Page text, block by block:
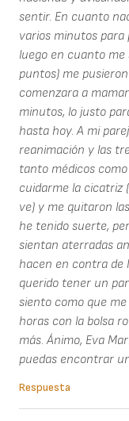
sentir. En cuanto
varios minutos para
luego en cuanto
puntos) me
comenzara a
minutos, lo justo
hasta hoy. A mi
reanimación y las
tanto médicos
cuidarme la cicatriz
ve) y me quitaron
he tenido suerte,
sientan aterradas
hacen en contra de
querido tener un
siento como que
horas con la bolsa
más. Ánimo, Eva
puedas encontrar
Respuesta